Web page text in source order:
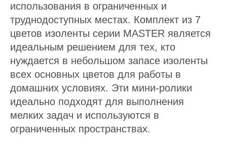
использования в ограниченных и
труднодоступных местах. Комплект из 7
цветов изоленты серии MASTER является
идеальным решением для тех, кто
нуждается в небольшом запасе изоленты
всех основных цветов для работы в
домашних условиях. Эти мини-ролики
идеально подходят для выполнения
мелких задач и используются в
ограниченных пространствах.